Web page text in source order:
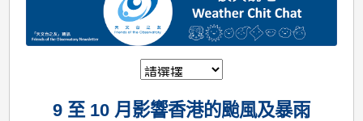
9 至 10 月影響香港的颱風及暴雨